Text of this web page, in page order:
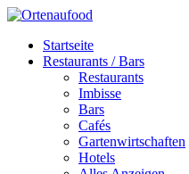
Startseite
Restaurants / Bars
Restaurants
Imbisse
Bars
Cafés
Gartenwirtschaften
Hotels